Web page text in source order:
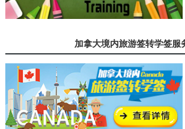
加拿大境内旅游签转学签服